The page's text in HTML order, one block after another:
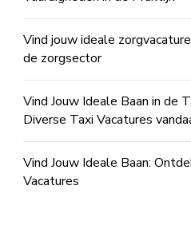
Vind jouw ideale
de zorgsector
Vind Jouw Ideale Baan in de
Diverse Taxi Vacatures
Vind Jouw Ideale Baan:
Vacatures